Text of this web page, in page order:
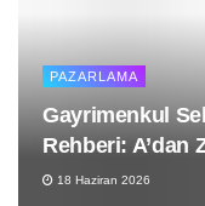
PAZARLAMA
Gayrimenkul
Rehberi: A’dan
18 Haziran 2026